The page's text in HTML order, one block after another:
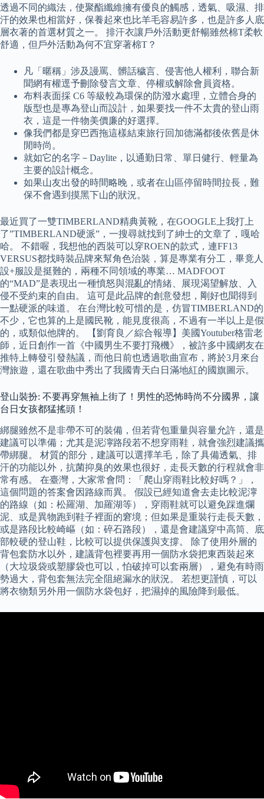
透過不同的織法，使聚酯纖維擁有優良的觸感，透氣、吸濕、排
汗的效果也相當好，保養起來也比羊毛容易許多，也是許多人底
層衣著的首選材質之一。 排汗衣讓戶外活動更舒暢雖然棉T柔軟
舒適，但戶外活動為何不宜穿著棉T？
凡「暱稱」涉及謾罵、髒話穢言、侵害他人權利，聯合新
聞網有權逕予刪除發言文章、停權或解除會員資格。
布料表面採 C6 等級較為環保的防潑水處理，立體合身的
版型也是專為登山而設計，如果要找一件不太貴的登山雨
衣，這是一件物美價廉的好選擇。
像我們都是穿巴西拖這樣結束旅行回加德滿都後依舊是休
閒時尚。
就如它的名字－Daylite，以通勤日常、單日健行、輕量為
主要的設計概念。
如果山友出發的時間略晚，或者在山區停留時間拉長，難
保不會遇到摸黑下山的狀況。
最近買了一雙TIMBERLAND精典黃靴，在GOOGLE上我打上
了”TIMBERLAND硬派”，一搜尋就找到了紳士的文章了，嘎哈
哈。 不錯喔，我想他的西裝可以穿ROEN的款式，連FF13
VERSUS都找時裝品牌來幫角色治裝，算是專業有分工，畢竟人
設+服設是挺難的，兩種不同領域的專業… MADFOOT
的“MAD”是表現出一種憤怒與混亂的情緒、展現渴望解放、入
侵不受約束的自由。 這可是此品牌的創意發想，剛好也聞得到
一點硬派的味道。 在台灣比較可惜的是，仿冒TIMBERLAND的
不少，它也算的上是國民靴，能見度很高，不過有一半以上是假
的，或類似他牌的。 【劉育良／綜合報導】美國Youtuber格雷老
師，近日創作一首《中國男生不要打飛機》，被許多中國網友在
推特上轉發引發熱議，而他日前也透過歌曲宣布，將於3月來台
灣旅遊，還在歌曲中秀出了我國青天白日滿地紅的國旗圖示。
登山裝扮: 不要再穿無袖上街了！男性的恐怖時尚不分國界，讓
台日女孩都猛搖頭！
綁腿雖然不是非帶不可的裝備，但若背包重量與容量允許，還是
建議可以準備；尤其是泥濘路段若不想穿雨鞋，就會強烈建議攜
帶綁腿。 材質的部分，建議可以選擇羊毛，除了具備透氣、排
汗的功能以外，抗菌抑臭的效果也很好，走長天數的行程就會非
常有感。 在臺灣，大家常會問：「爬山穿雨鞋比較好嗎？」，
這個問題的答案會因路線而異。 假設已經知道會去走比較泥濘
的路線（如：松羅湖、加羅湖等），穿雨鞋就可以避免踩進爛
泥、或是異物跑到鞋子裡面的窘境；但如果是重裝行走長天數，
或是路段比較崎嶇（如：碎石路段），還是會建議穿中高筒、底
部較硬的登山鞋，比較可以提供保護與支撐。 除了使用外層的
背包套防水以外，建議背包裡要再用一個防水袋把東西裝起來
（大垃圾袋或塑膠袋也可以，怕破掉可以套兩層），避免有時雨
勢過大，背包套無法完全阻絕漏水的狀況。 若想更謹慎，可以
將衣物類另外用一個防水袋包好，把濕掉的風險降到最低。